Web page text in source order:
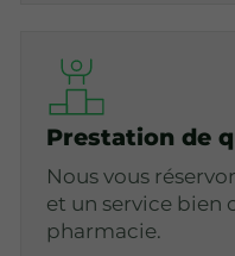
Prestation de
Nous vous
et un service bien
pharmacie.